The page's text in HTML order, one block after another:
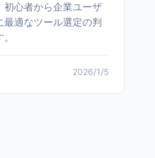
初心者から企業ユーザ
最適なツール選定の判
2026/1/5